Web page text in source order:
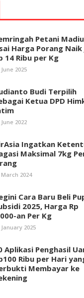
Petani
Harga Porang Naik
14 Ribu per Kg
June 2025
Budi Terpilih
Ketua DPD
June 2022
Ingatkan
Maksimal 7kg
March 2024
Cara Baru Beli
2025, Harga Rp
an Per Kg
January 2025
Aplikasi Penghasil
Ribu per Hari
Membayar ke